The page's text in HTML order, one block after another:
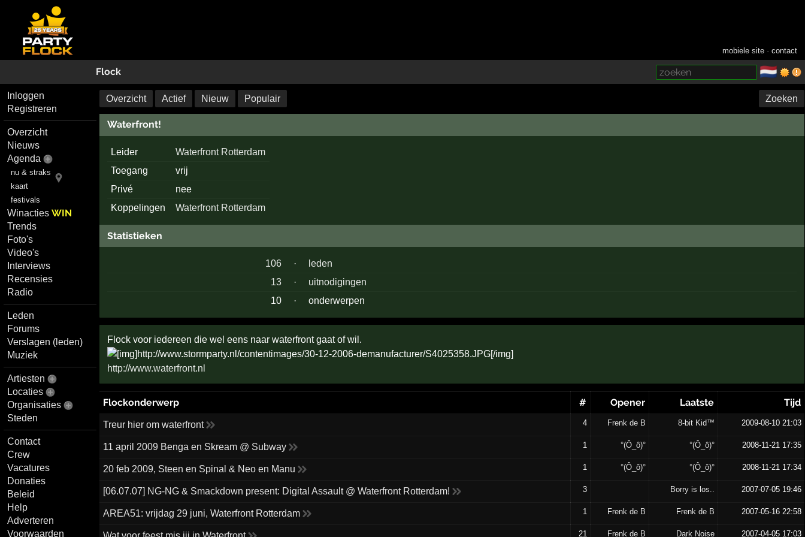
mobiele site ·contact
Flock 🇳🇱
Inloggen
Registreren
Overzicht
Nieuws
Agenda
nu & straks
kaart
festivals
WinactiesWIN
Trends
Foto's
Video's
Interviews
Recensies
Radio
Leden
Forums
Verslagen (leden)
Muziek
Artiesten
Locaties
Organisaties
Steden
Contact
Crew
Vacatures
Donaties
Beleid
Help
Adverteren
Voorwaarden
Overzicht Actief Nieuw Populair Zoeken
Waterfront!
Leider
Waterfront Rotterdam
Toegang
vrij
Privé
nee
Koppelingen
Waterfront Rotterdam
Statistieken
106 ·
leden
13
·
uitnodigingen
10
· onderwerpen
Flock voor iedereen die wel eens naar waterfront gaat of wil.
http://www.waterfront.nl
Flockonderwerp # Opener Laatste Tijd
Treur hier om waterfront 4 Frenk de B 8-bit Kid™ 2009-08-10 21:03
11 april 2009 Benga en Skream @ Subway 1 °(Ô_ô)° °(Ô_ô)° 2008-11-21 17:35
20 feb 2009, Steen en Spinal & Neo en Manu 1 °(Ô_ô)° °(Ô_ô)° 2008-11-21 17:34
[06.07.07] NG-NG & Smackdown present: Digital Assault @ Waterfront Rotterdam! 3 Borry is los.. 2007-07-05 19:46
AREA51: vrijdag 29 juni, Waterfront Rotterdam 1 Frenk de B Frenk de B 2007-05-16 22:58
21 Frenk de B Dark Noise 2007-04-05 17:03